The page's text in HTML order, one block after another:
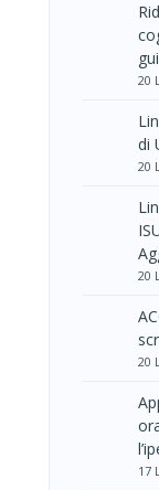
20
di
20
20
20
17